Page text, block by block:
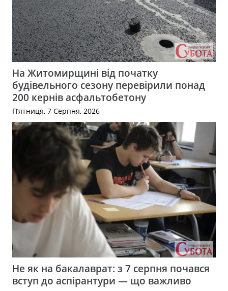
На Житомирщині від початку
будівельного сезону перевірили понад
200 кернів асфальтобетону
П’ятниця, 7 Серпня, 2026
Не як на бакалаврат: з 7 серпня почався
вступ до аспірантури — що важливо